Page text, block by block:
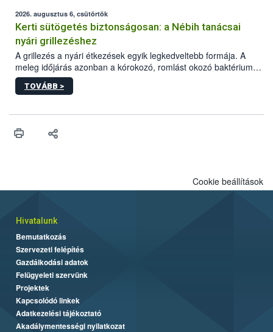
érésű szőlőkben is legyen lehetőség a károsító elleni további
védekezésre. Az Oroganic készítmény kis kiszerelésben kiskerti
felhasználók számára is elérhető és ökológiai termesztésben is
engedélyezett.
2026. augusztus 6, csütörtök
Kerti sütögetés biztonságosan: a Nébih tanácsai
nyári grillezéshez
A grillezés a nyári étkezések egyik legkedveltebb formája. A
meleg időjárás azonban a kórokozó, romlást okozó baktériumok
gyorsabb szaporodásának is kedvez. A szabadtéri sütögetés
ezért nem csupán a megfelelő sütési technikáról szól: legalább
higiéniai szabályok betartása, a megfelelő hőkezelés, valamint a
biztonsági Hivatal (Nébih) Oktatási Programja összegyűjtötte a
TOVÁBB >
Cookie beállítások
Hivatalunk
Bemutatkozás
Szervezeti felépítés
Gazdálkodási adatok
Felügyeleti szervünk
Projektek
Kapcsolódó linkek
Adatkezelési tájékoztató
Akadálymentességi nyilatkozat